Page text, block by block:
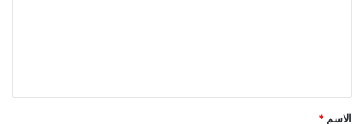
*
الاسم *